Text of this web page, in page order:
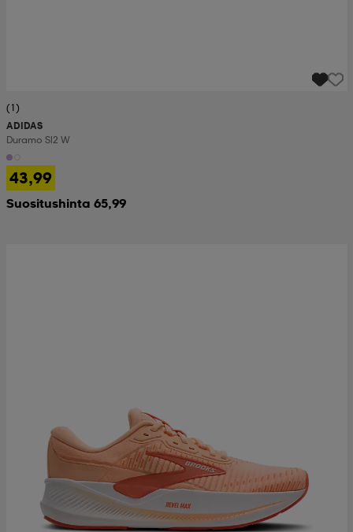
(1)
ADIDAS
Duramo Sl2 W
43,99
Suositushinta 65,99